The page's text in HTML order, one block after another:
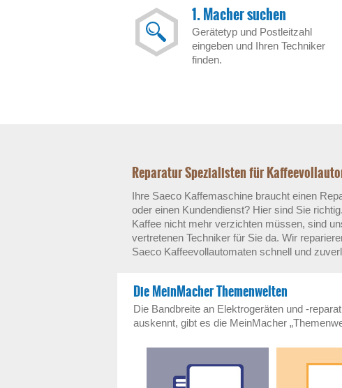
1. Macher suchen
Gerätetyp und Postleitzahl
eingeben und Ihren Techniker
finden.
Reparatur Spezialisten für
Ihre Saeco Kaffemaschine braucht einen
oder einen Kundendienst? Hier sind Sie
Kaffee nicht mehr verzichten müssen, sind
vertretenen Techniker für Sie da. Wir
Saeco Kaffeevollautomaten schnell und
Die MeinMacher Themenwelten
Die Bandbreite an Elektrogeräten und -
auskennt, gibt es die MeinMacher